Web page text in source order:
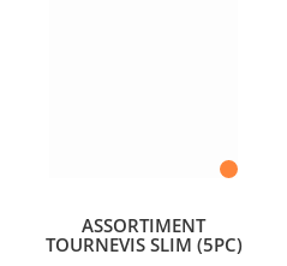
ASSORTIMENT
TOURNEVIS SLIM (5PC)